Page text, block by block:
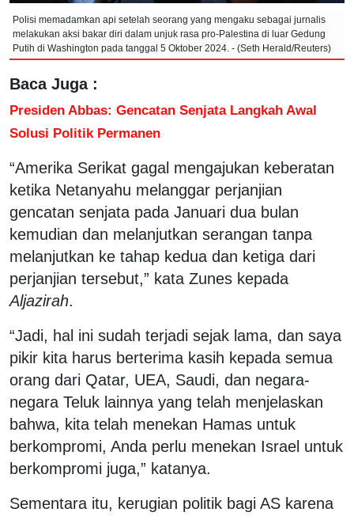
Polisi memadamkan api setelah seorang yang mengaku sebagai jurnalis
melakukan aksi bakar diri dalam unjuk rasa pro-Palestina di luar Gedung
Putih di Washington pada tanggal 5 Oktober 2024. - (Seth Herald/Reuters)
Baca Juga :
Presiden Abbas: Gencatan Senjata Langkah Awal
Solusi Politik Permanen
“Amerika Serikat gagal mengajukan keberatan
ketika Netanyahu melanggar perjanjian
gencatan senjata pada Januari dua bulan
kemudian dan melanjutkan serangan tanpa
melanjutkan ke tahap kedua dan ketiga dari
perjanjian tersebut,” kata Zunes kepada
Aljazirah.
“Jadi, hal ini sudah terjadi sejak lama, dan saya
pikir kita harus berterima kasih kepada semua
orang dari Qatar, UEA, Saudi, dan negara-
negara Teluk lainnya yang telah menjelaskan
bahwa, kita telah menekan Hamas untuk
berkompromi, Anda perlu menekan Israel untuk
berkompromi juga,” katanya.
Sementara itu, kerugian politik bagi AS karena